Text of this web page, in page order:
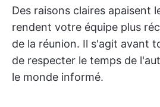
Des raisons claires apaisent
rendent votre équipe plus
de la réunion. Il s'agit avant
de respecter le temps de
le monde informé.